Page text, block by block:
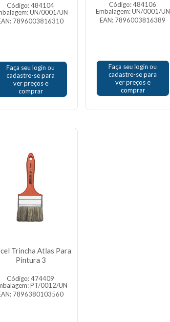
Código: 484104
UN/0001/UN
7896003816310
Faça seu login ou
cadastre-se para
ver preços e
comprar
Código: 484106
Embalagem: UN/0001/UN
EAN: 7896003816389
Faça seu login ou
cadastre-se para
ver preços e
comprar
Trincha Atlas Para
Pintura 3
Código: 474409
PT/0012/UN
7896380103560